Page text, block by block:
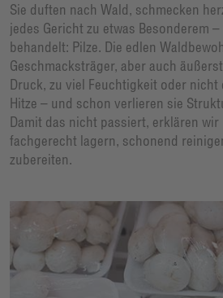
Sie duften nach Wald, schmecken
jedes Gericht zu etwas Besonderem
behandelt: Pilze. Die edlen
Geschmacksträger, aber auch
Druck, zu viel Feuchtigkeit oder nicht
Hitze – und schon verlieren sie
Damit das nicht passiert, erklären wir
fachgerecht lagern, schonend
zubereiten.